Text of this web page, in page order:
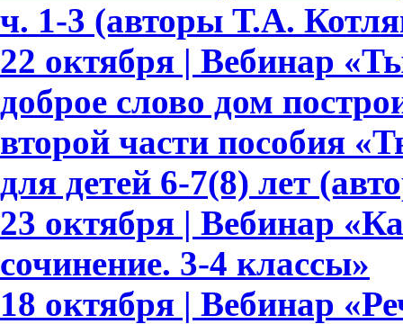
ч. 1-3 (авторы Т.А.
22 октября | Вебинар
доброе слово дом
второй части пособия
для детей 6-7(8) лет
23 октября | Вебинар
сочинение. 3-4 классы»
18 октября | Вебинар